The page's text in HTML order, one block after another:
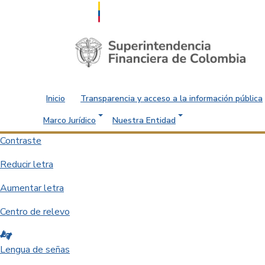
Saltar al contenido principal
Inicio
Transparencia y acceso a la información pública
Marco Jurídico
Nuestra Entidad
Contraste
Reducir letra
Aumentar letra
Centro de relevo
Lengua de señas